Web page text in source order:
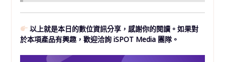
以上就是本日的數位資訊分享，感謝你的閱讀。如果對
於本項產品有興趣，歡迎洽詢 iSPOT Media 團隊。